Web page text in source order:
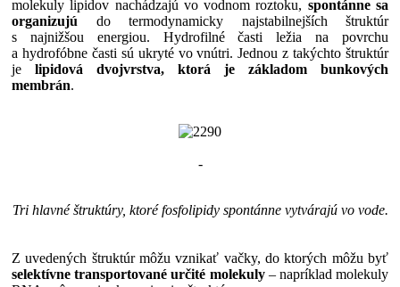
molekuly lipidov nachádzajú vo vodnom roztoku, spontánne sa
organizujú do termodynamicky najstabilnejších štruktúr
s najnižšou energiou. Hydrofilné časti ležia na povrchu
a hydrofóbne časti sú ukryté vo vnútri. Jednou z takýchto štruktúr
je lipidová dvojvrstva, ktorá je základom bunkových
membrán.
-
Tri hlavné štruktúry, ktoré fosfolipidy spontánne vytvárajú vo vode.
Z uvedených štruktúr môžu vznikať vačky, do ktorých môžu byť
selektívne transportované určité molekuly– napríklad molekuly